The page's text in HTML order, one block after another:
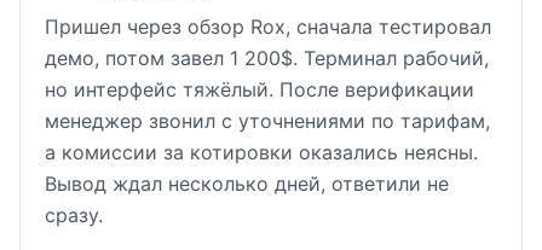
Пришел через обзор Rox, сначала тестировал
демо, потом завел 1 200$. Терминал рабочий,
но интерфейс тяжёлый. После верификации
менеджер звонил с уточнениями по тарифам,
а комиссии за котировки оказались неясны.
Вывод ждал несколько дней, ответили не
сразу.